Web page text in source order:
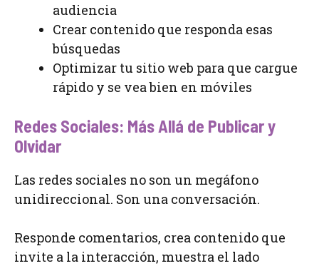
audiencia
Crear contenido que responda esas
búsquedas
Optimizar tu sitio web para que cargue
rápido y se vea bien en móviles
Redes Sociales: Más Allá de Publicar y
Olvidar
Las redes sociales no son un megáfono
unidireccional. Son una conversación.
Responde comentarios, crea contenido que
invite a la interacción, muestra el lado